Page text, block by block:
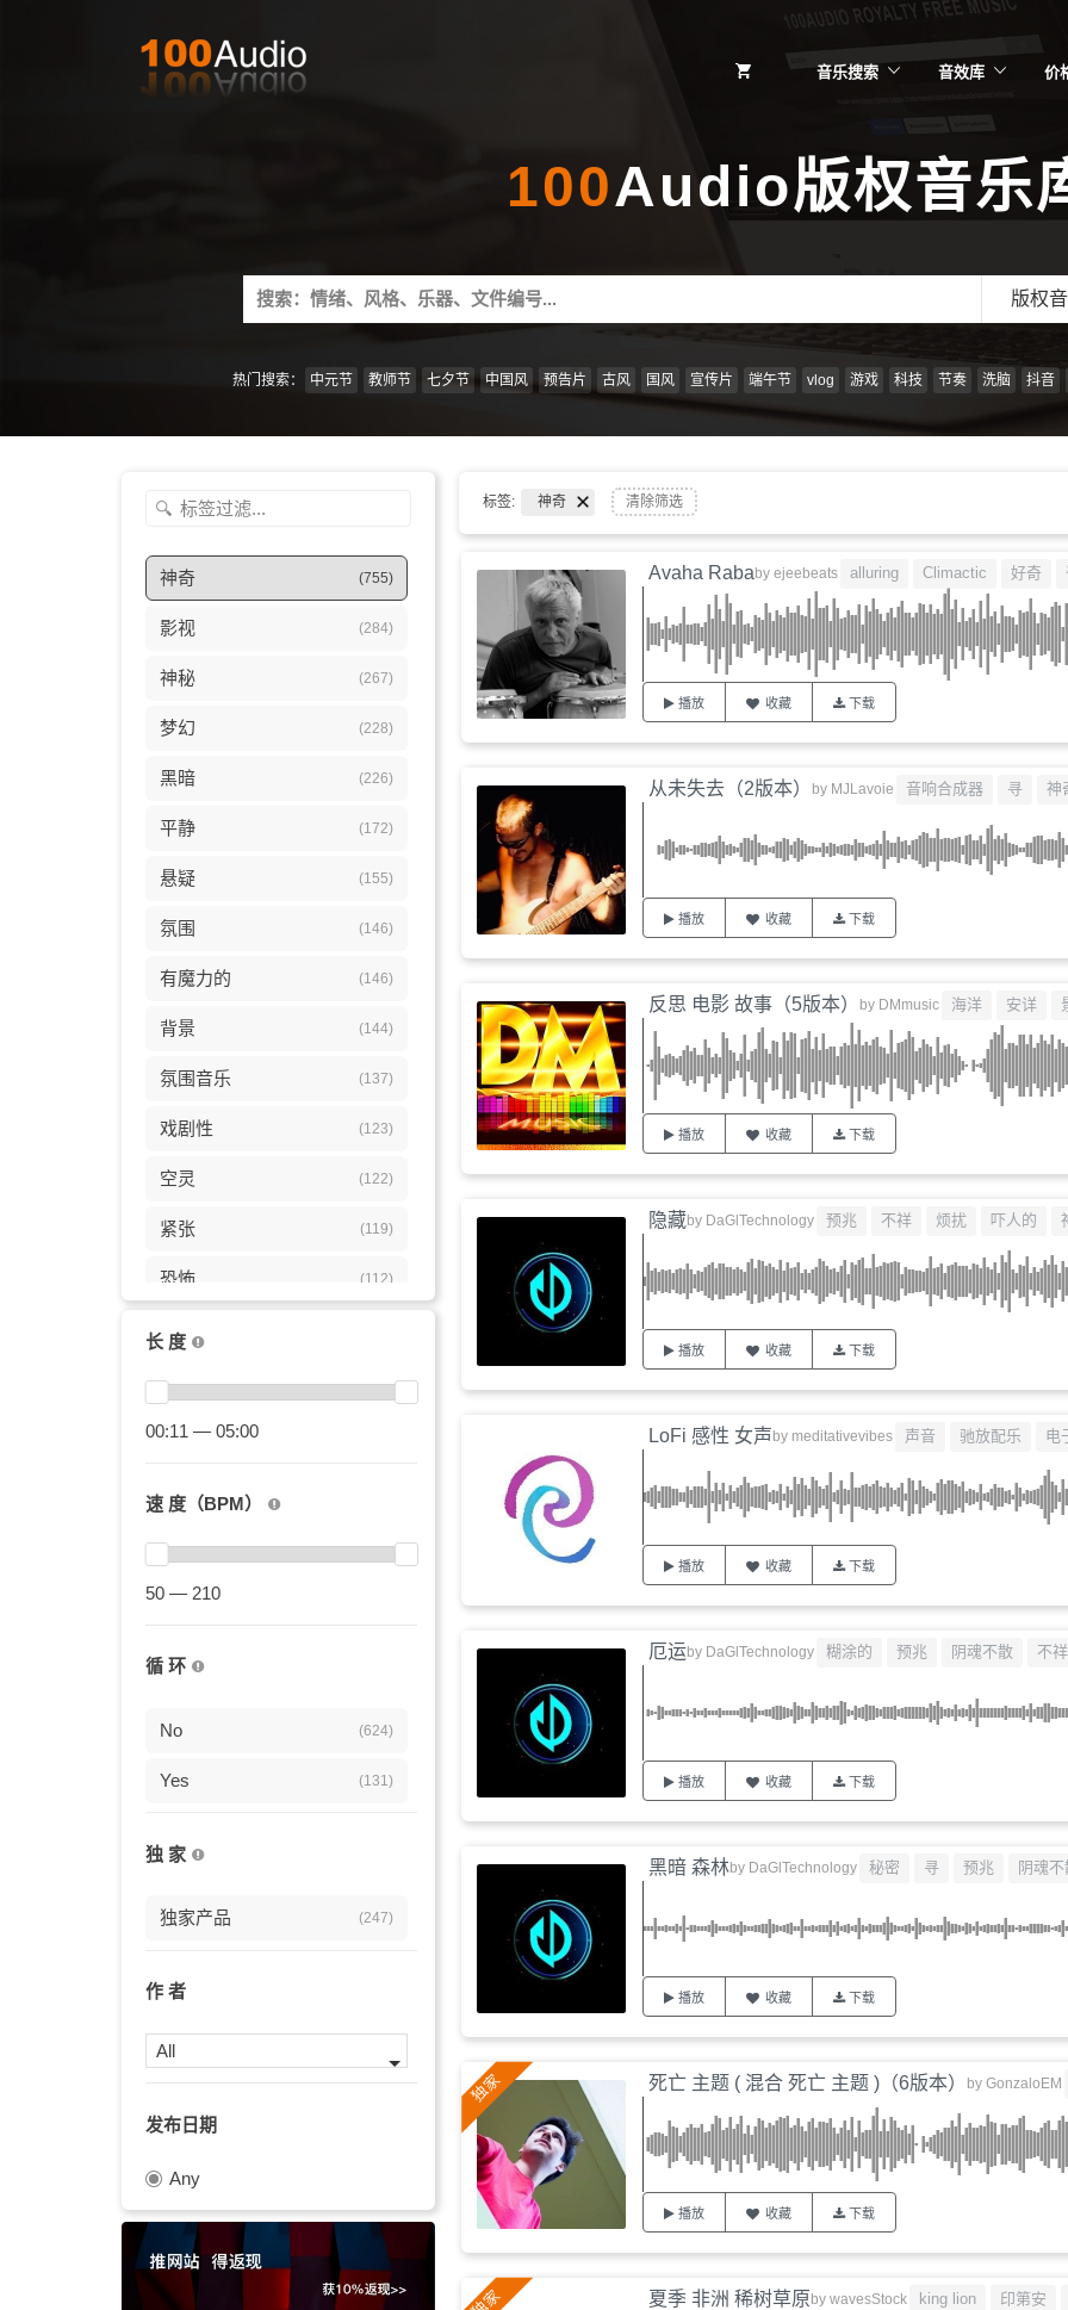
音乐搜索 音效库 价
100Audio版权音乐
Search
for:
版权
热门搜索： 中元节 教师节 七夕节 中国风 预告片 古风 国风 宣传片 端午节 vlog 游戏 科技 节奏 洗脑 抖音
神奇 (755)
影视 (284)
神秘 (267)
梦幻 (228)
黑暗 (226)
平静 (172)
悬疑 (155)
氛围 (146)
有魔力的 (146)
背景 (144)
氛围音乐 (137)
戏剧性 (123)
空灵 (122)
紧张 (119)
恐怖 (112)
催眠
广告
电子
紧迫
钢琴 (96)
吓人的 (90)
沉思的 (80)
自然
柔和 (78)
影片
奇怪
不祥 (70)
长 度
00:11 — 05:00
速 度（BPM）
50 — 210
循 环
No (624)
Yes (131)
独 家
独家产品 (247)
作 者
All
发布日期
Any
标签: 神奇 清除筛选
Avaha Rababy ejeebeats alluring Climactic 好奇
播放 收藏 下载
从未失去（2版本） by MJLavoie 音响合成器 寻 神
播放 收藏 下载
反思 电影 故事（5版本） by DMmusic 海洋 安详
播放 收藏 下载
隐藏by DaGlTechnology 预兆 不祥 烦扰 吓人的
播放 收藏 下载
LoFi 感性 女声by meditativevibes 声音 驰放配乐 电
播放 收藏 下载
厄运by DaGlTechnology 糊涂的 预兆 阴魂不散 不祥
播放 收藏 下载
黑暗 森林by DaGlTechnology 秘密 寻 预兆 阴魂不
播放 收藏 下载
死亡 主题 ( 混合 死亡 主题 )（6版本） by GonzaloEM
播放 收藏 下载
夏季 非洲 稀树草原 by wavesStock king lion 印第安